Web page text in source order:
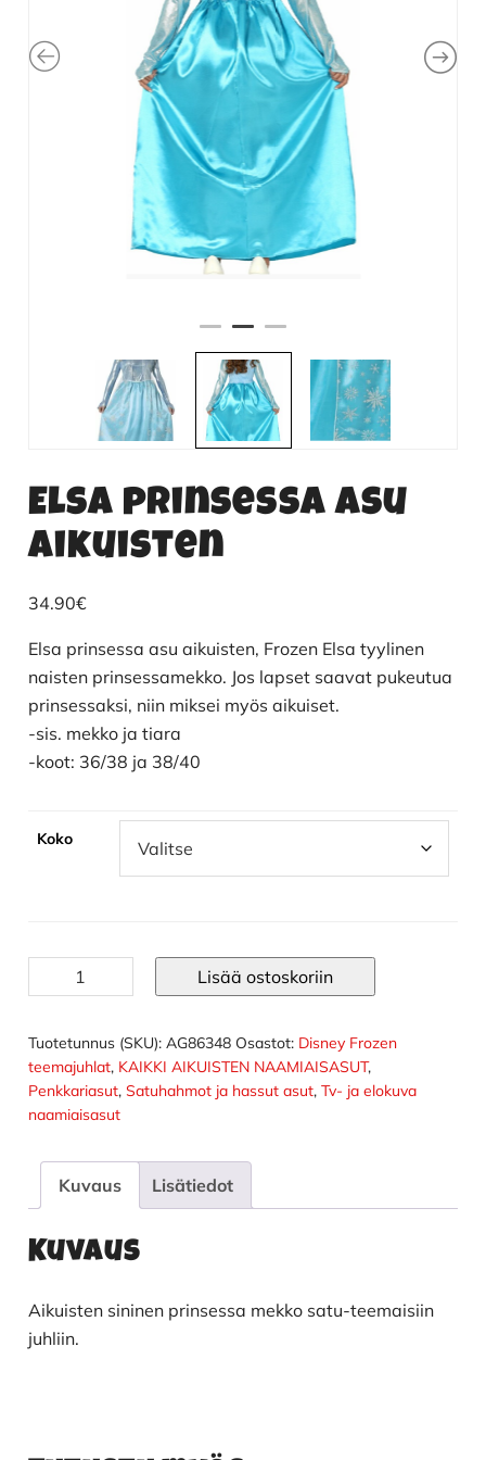
Elsa prinsessa asu
aikuisten
34.90€
Elsa prinsessa asu aikuisten, Frozen Elsa tyylinen
naisten prinsessamekko. Jos lapset saavat pukeutua
prinsessaksi, niin miksei myös aikuiset.
-sis. mekko ja tiara
-koot: 36/38 ja 38/40
Koko
prinsessa
aikuisten
määrä
Lisää ostoskoriin
Tuotetunnus (SKU): AG86348 Osastot: Disney Frozen
teemajuhlat, KAIKKI AIKUISTEN NAAMIAISASUT,
Penkkariasut, Satuhahmot ja hassut asut, Tv- ja elokuva
naamiaisasut
Kuvaus Lisätiedot
Kuvaus
Aikuisten sininen prinsessa mekko satu-teemaisiin
juhliin.